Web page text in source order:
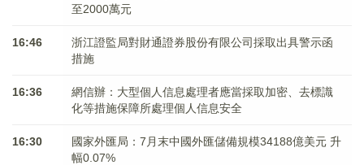
至2000萬元
16:46
浙江證監局對財通證券股份有限公司採取出具警示函
措施
16:36
網信辦：大型個人信息處理者應當採取加密、去標識
化等措施保障所處理個人信息安全
16:30
國家外匯局：7月末中國外匯儲備規模34188億美元 升
幅0.07%